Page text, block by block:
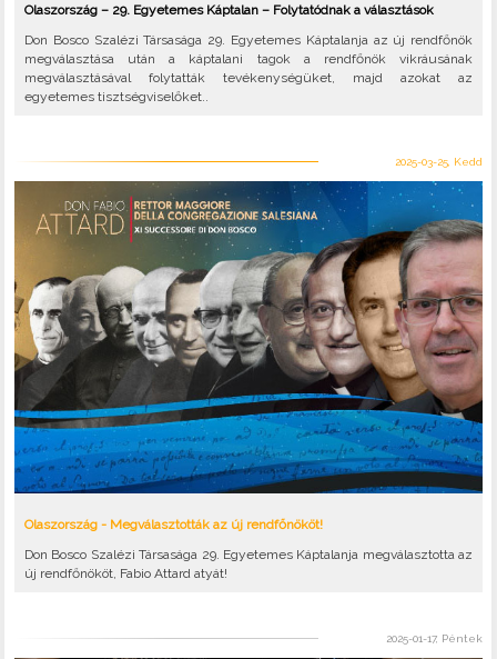
Olaszország – 29. Egyetemes Káptalan – Folytatódnak a választások
Don Bosco Szalézi Társasága 29. Egyetemes Káptalanja az új rendfőnök
megválasztása után a káptalani tagok a rendfőnök vikráusának
megválasztásával folytatták tevékenységüket, majd azokat az
egyetemes tisztségviselőket..
2025-03-25, Kedd
Olaszország - Megválasztották az új rendfőnököt!
Don Bosco Szalézi Társasága 29. Egyetemes Káptalanja megválasztotta az
új rendfőnököt, Fabio Attard atyát!
2025-01-17, Péntek